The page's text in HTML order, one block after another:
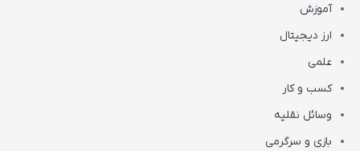
آموزش
ارز دیجیتال
علمی
کسب و کار
وسائل نقلیه
بازی و سرگرمی